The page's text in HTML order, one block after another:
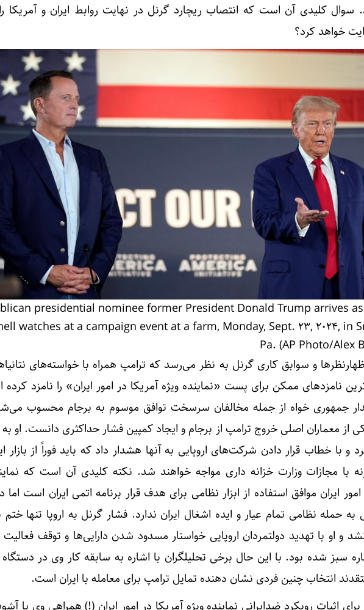
کلیدی آن است که انتصاب ریچارد گرنل در نهایت روابط ایران و آمریکا
خواهد کرد؟
presidential nominee former President Donald Trump arrives
watches at a campaign event at a farm, Monday, Sept. 23, 2024, in
Pa. (AP Photo/Alex
و سوابق کاری گرنل به نظر می‌رسد که ترامپ همراه با خواسته‌های
نامزدهای ممکن برای پست «نماینده ویژه آمریکا در امور ایران» را نامزد
جمهوری خواه از جمله مخالفان سرسخت توافق موسوم به برجام محسوب
از معماران اصلی خروج ترامپ از برجام و ایجاد کمپین فشار حداکثری دانست. او به
و با خطاب قرار دادن شرکت‌های اروپایی به آنها هشدار داد که باید فوراً از بازار
با مجازات وزارت خزانه داری مواجه خواهند شد. نکته کلیدی آن است که
ایران موافق استفاده از ابزار نظامی برای هدف قرار برنامه اتمی ایران است
به حمله نظامی تمام عیار و ایده اشغال ایران ندارد. فشار گرنل به اروپا تنها
و او با تهدید دولتمردان اروپایی خواستار مسدود شدن دارایی‌ها و توقف
سبز شده بود. با این حال برخی تحلیلگران با اشاره به سابقه کار وی در دستگاه
انتخاب چنین فردی نشان دهنده تمایل ترامپ برای معامله با ایران است.